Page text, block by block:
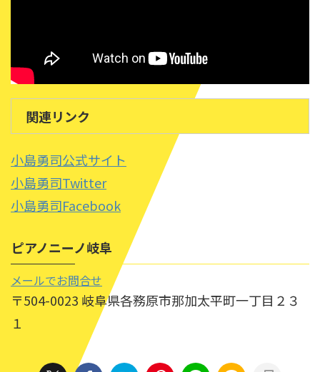
関連リンク
小島勇司公式サイト
小島勇司Twitter
小島勇司Facebook
ピアノニーノ岐阜
メールでお問合せ
〒504-0023 岐阜県各務原市那加太平町一丁目２３
１